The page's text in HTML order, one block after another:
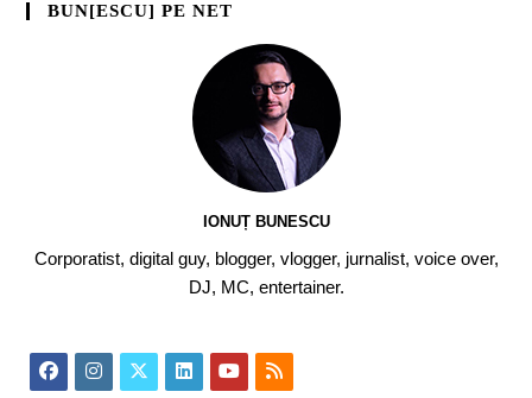
BUN[ESCU] PE NET
IONUȚ BUNESCU
Corporatist, digital guy, blogger, vlogger, jurnalist, voice over,
DJ, MC, entertainer.